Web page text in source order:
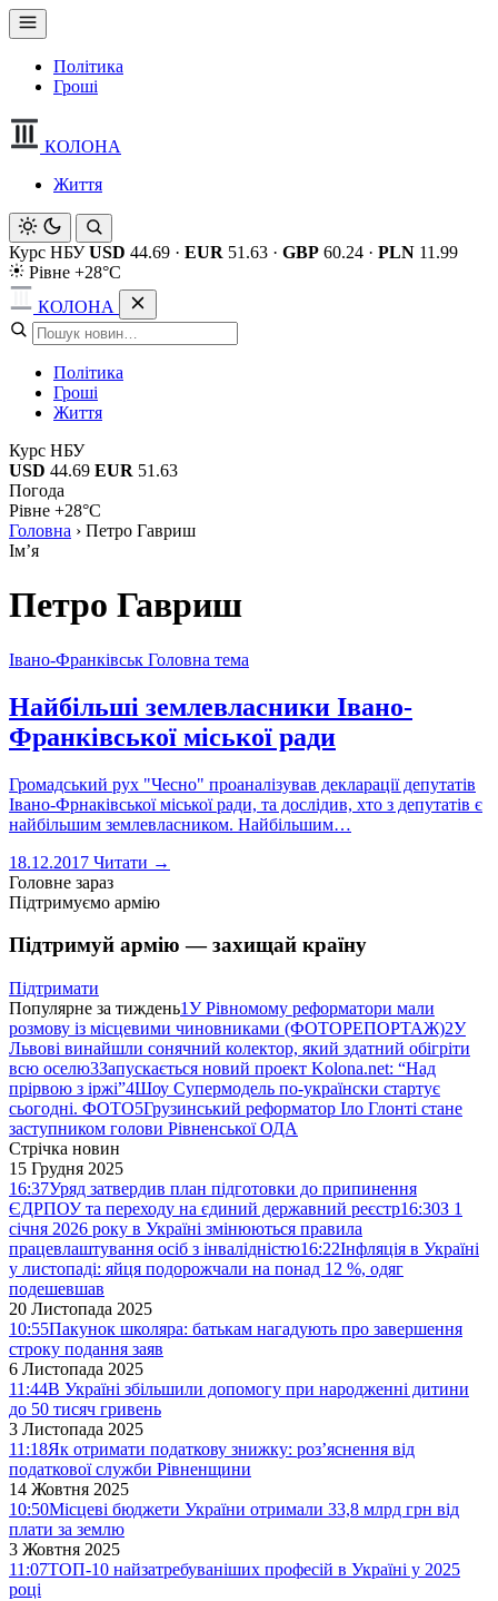
Політика
Гроші
КОЛОНА
Життя
Курс НБУ USD 44.69 · EUR 51.63 · GBP 60.24 · PLN 11.99
Рівне +28°C
КОЛОНА
Політика
Гроші
Життя
Курс НБУ
USD 44.69 EUR 51.63
Погода
Рівне +28°C
Головна › Петро Гавриш
Імʼя
Петро Гавриш
Івано-Франківськ Головна тема
Найбільші землевласники Івано-
Франківської міської ради
Громадський рух "Чесно" проаналізував декларації депутатів
Івано-Фрнаківської міської ради, та дослідив, хто з депутатів є
найбільшим землевласником. Найбільшим…
18.12.2017 Читати →
Головне зараз
Підтримуємо армію
Підтримуй армію — захищай країну
Підтримати
Популярне за тиждень1У Рівномому реформатори мали
розмову із місцевими чиновниками (ФОТОРЕПОРТАЖ)2У
Львові винайшли сонячний колектор, який здатний обігріти
всю оселю3Запускається новий проект Kolona.net: “Над
прірвою з іржі”4Шоу Супермодель по-українски стартує
сьогодні. ФОТО5Грузинський реформатор Іло Глонті стане
заступником голови Рівненської ОДА
Стрічка новин
15 Грудня 2025
16:37Уряд затвердив план підготовки до припинення
ЄДРПОУ та переходу на єдиний державний реєстр16:30З 1
січня 2026 року в Україні змінюються правила
працевлаштування осіб з інвалідністю16:22Інфляція в Україні
у листопаді: яйця подорожчали на понад 12 %, одяг
подешевшав
20 Листопада 2025
10:55Пакунок школяра: батькам нагадують про завершення
строку подання заяв
6 Листопада 2025
11:44В Україні збільшили допомогу при народженні дитини
до 50 тисяч гривень
3 Листопада 2025
11:18Як отримати податкову знижку: роз’яснення від
податкової служби Рівненщини
14 Жовтня 2025
10:50Місцеві бюджети України отримали 33,8 млрд грн від
плати за землю
3 Жовтня 2025
11:07ТОП-10 найзатребуваніших професій в Україні у 2025
році